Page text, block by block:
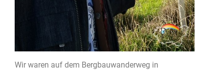
Wir waren auf dem Bergbauwanderweg in